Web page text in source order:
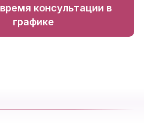
консультации в
графике